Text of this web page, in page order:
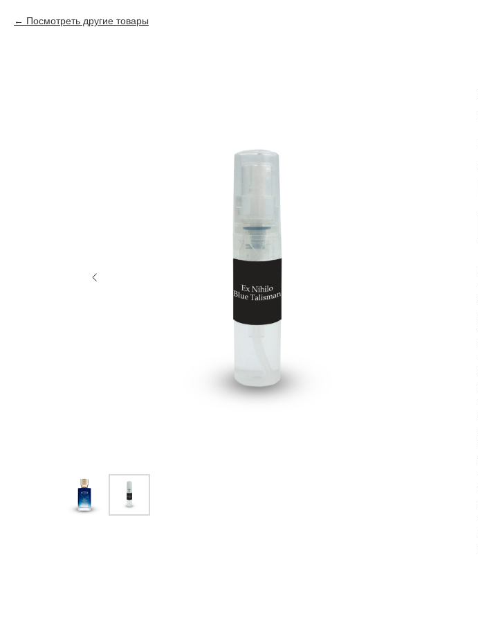
Посмотреть другие товары